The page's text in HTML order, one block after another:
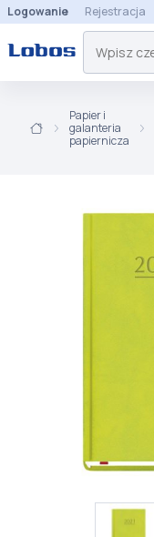
Logowanie Rejestracja
Papier i
galanteria
papiernicza